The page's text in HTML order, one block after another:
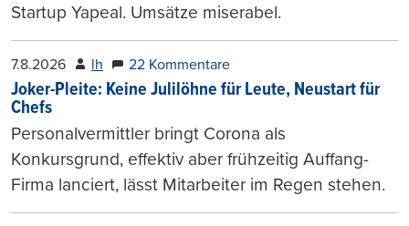
Startup Yapeal. Umsätze miserabel.
7.8.2026 lh 22 Kommentare
Joker-Pleite: Keine Julilöhne für Leute, Neustart für
Chefs
Personalvermittler bringt Corona als
Konkursgrund, effektiv aber frühzeitig Auffang-
Firma lanciert, lässt Mitarbeiter im Regen stehen.